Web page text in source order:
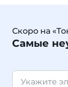
Скоро на
Самые